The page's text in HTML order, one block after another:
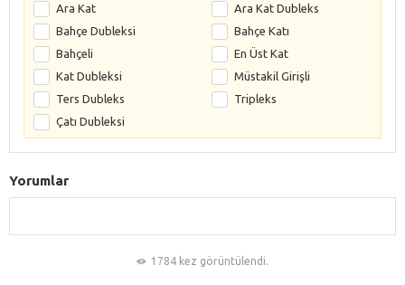
Ara Kat
Ara Kat Dubleks
Bahçe Dubleksi
Bahçe Katı
Bahçeli
En Üst Kat
Kat Dubleksi
Müstakil Girişli
Ters Dubleks
Tripleks
Çatı Dubleksi
Yorumlar
1784 kez görüntülendi.